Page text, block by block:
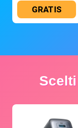
GRATIS